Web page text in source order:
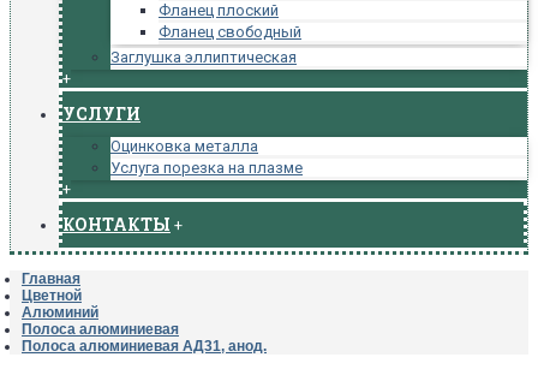
Фланец плоский
Фланец свободный
Заглушка эллиптическая
+
УСЛУГИ
Оцинковка металла
Услуга порезка на плазме
+
КОНТАКТЫ +
Главная
Цветной
Алюминий
Полоса алюминиевая
Полоса алюминиевая АД31, анод.